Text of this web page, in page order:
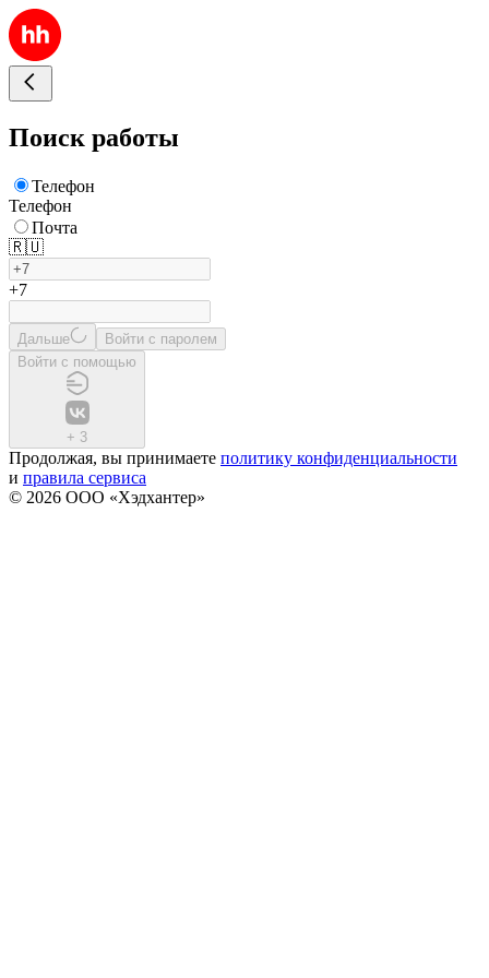
Поиск работы
Телефон
Телефон
Почта
🇷🇺
+7
Дальше
Войти с паролем
Войти с помощью
+ 3
Продолжая, вы принимаете политику конфиденциальности
и правила сервиса
© 2026 ООО «Хэдхантер»